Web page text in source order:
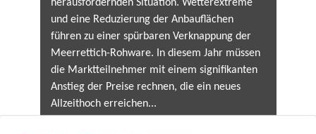
herausfordernden Situation. Wetterextreme
und eine Reduzierung der Anbauflächen
führen zu einer spürbaren Verknappung der
Meerrettich-Rohware. In diesem Jahr müssen
die Marktteilnehmer mit einem signifikanten
Anstieg der Preise rechnen, die ein neues
Allzeithoch erreichen...